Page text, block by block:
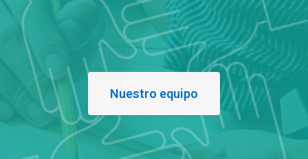
Nuestro equipo